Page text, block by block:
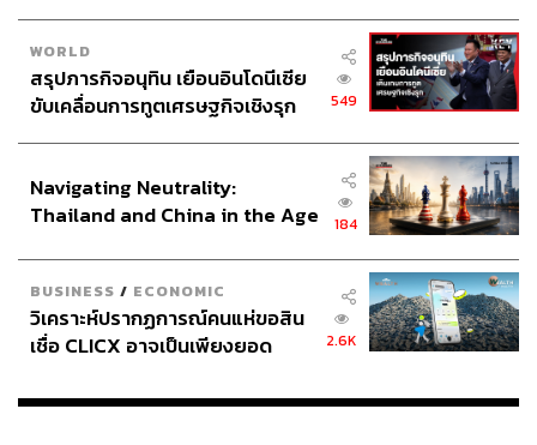
WORLD
สรุปภารกิจอนุทิน เยือนอินโดนีเซีย
ขับเคลื่อนการทูตเศรษฐกิจเชิงรุก
549
Navigating Neutrality:
Thailand and China in the Age
184
BUSINESS / ECONOMIC
วิเคราะห์ปรากฏการณ์คนแห่ขอสิน
เชื่อ CLICX อาจเป็นเพียงยอด
เรือนไทยที่ถูกซุกไว้
2.6K